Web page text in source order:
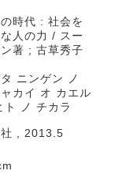
時代 : 社会を
人の力 / スー
著 ; 古草秀子
ニンゲン ノ
カイ オ カエル
ト ノ チカラ
, 2013.5